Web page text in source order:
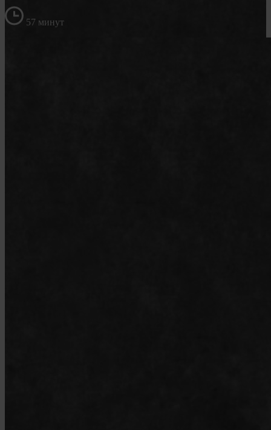
57 минут